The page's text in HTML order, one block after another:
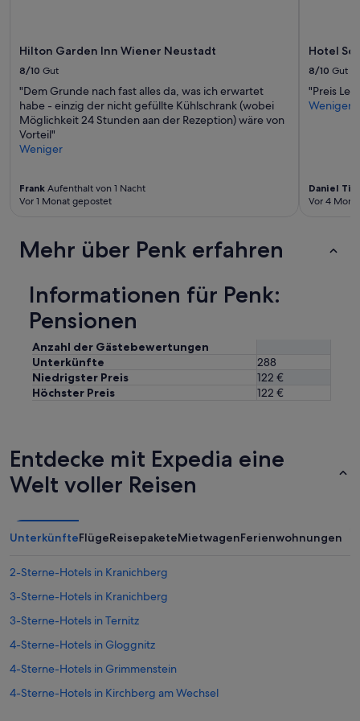
gelten.
Hilton Garden Inn Wiener Neustadt
8/10 Gut
"Dem Grunde nach fast alles da, was ich erwartet
habe - einzig der nicht gefüllte Kühlschrank (wobei
Möglichkeit 24 Stunden aan der Rezeption) wäre von
Vorteil"
Weniger
Frank Aufenthalt von 1 Nacht
Vor 1 Monat gepostet
Hotel
8/10 Gut
"Preis
Weniger
Daniel
Vor 4
Mehr über Penk erfahren
Informationen für Penk:
Pensionen
Anzahl der Gästebewertungen
Unterkünfte
288
Niedrigster Preis
122 €
Höchster Preis
122 €
Entdecke mit Expedia eine
Welt voller Reisen
UnterkünfteFlügeReisepaketeMietwagenFerienwohnungen
2-Sterne-Hotels in Kranichberg
3-Sterne-Hotels in Kranichberg
3-Sterne-Hotels in Ternitz
4-Sterne-Hotels in Gloggnitz
4-Sterne-Hotels in Grimmenstein
4-Sterne-Hotels in Kirchberg am Wechsel